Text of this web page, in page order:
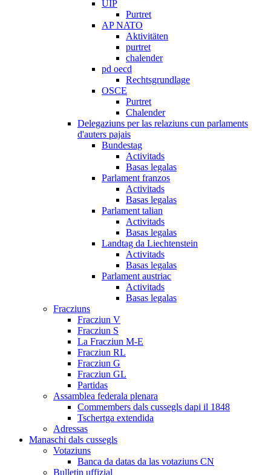
UIP
Purtret
AP NATO
Aktivitäten
purtret
chalender
pd oecd
Rechtsgrundlage
OSCE
Purtret
Chalender
Delegaziuns per las relaziuns cun parlaments
d'auters pajais
Bundestag
Activitads
Basas legalas
Parlament franzos
Activitads
Basas legalas
Parlament talian
Activitads
Basas legalas
Landtag da Liechtenstein
Activitads
Basas legalas
Parlament austriac
Activitads
Basas legalas
Fracziuns
Fracziun V
Fracziun S
La Fracziun M-E
Fracziun RL
Fracziun G
Fracziun GL
Partidas
Assamblea federala plenara
Commembers dals cussegls dapi il 1848
Tschertga extendida
Adressas
Manaschi dals cussegls
Votaziuns
Banca da datas da las votaziuns CN
Bulletin uffizial